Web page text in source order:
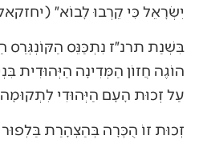
יִשְׂרָאֵל כִּי קֵרְבוּ לָבוֹא״
בִּשְׁנַת תרנ״ז נִתְכַּנֵּס הַקּוֹנְגְּרֵס
הוֹגֶה חֲזוֹן הַמְּדִינָה הַיְּהוּדִית
עַל זְכוּת הָעָם הַיְּהוּדִי
זְכוּת זוֹ הֻכְּרָה בְּהַצְהָרַת בַּלְפוּר